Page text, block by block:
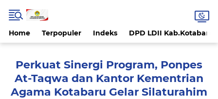
Home Terpopuler Indeks DPD LDII Kab.Kotabaru
Perkuat Sinergi Program, Ponpes
At-Taqwa dan Kantor Kementrian
Agama Kotabaru Gelar Silaturahim